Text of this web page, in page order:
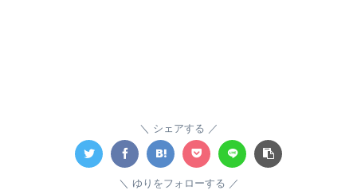
シェアする
ゆりをフォローする